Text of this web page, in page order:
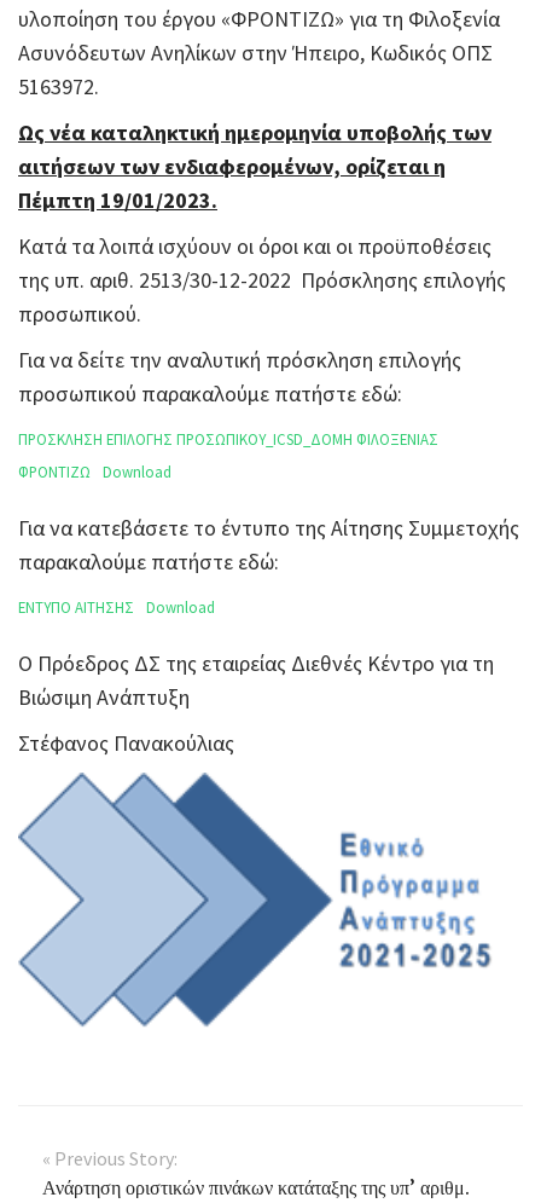
υλοποίηση του έργου «ΦΡΟΝΤΙΖΩ» για τη Φιλοξενία
Ασυνόδευτων Ανηλίκων στην Ήπειρο, Κωδικός ΟΠΣ
5163972.
Ως νέα καταληκτική ημερομηνία υποβολής των
αιτήσεων των ενδιαφερομένων, ορίζεται η
Πέμπτη 19/01/2023.
Κατά τα λοιπά ισχύουν οι όροι και οι προϋποθέσεις
της υπ. αριθ. 2513/30-12-2022 Πρόσκλησης επιλογής
προσωπικού.
Για να δείτε την αναλυτική πρόσκληση επιλογής
προσωπικού παρακαλούμε πατήστε εδώ:
ΠΡΟΣΚΛΗΣΗ ΕΠΙΛΟΓΗΣ ΠΡΟΣΩΠΙΚΟΥ_ICSD_ΔΟΜΗ ΦΙΛΟΞΕΝΙΑΣ
ΦΡΟΝΤΙΖΩ
Download
Για να κατεβάσετε το έντυπο της Αίτησης Συμμετοχής
παρακαλούμε πατήστε εδώ:
ΕΝΤΥΠΟ ΑΙΤΗΣΗΣ Download
Ο Πρόεδρος ΔΣ της εταιρείας Διεθνές Κέντρο για τη
Βιώσιμη Ανάπτυξη
Στέφανος Πανακούλιας
« Previous Story:
Ανάρτηση οριστικών πινάκων κατάταξης της υπ’ αριθμ.